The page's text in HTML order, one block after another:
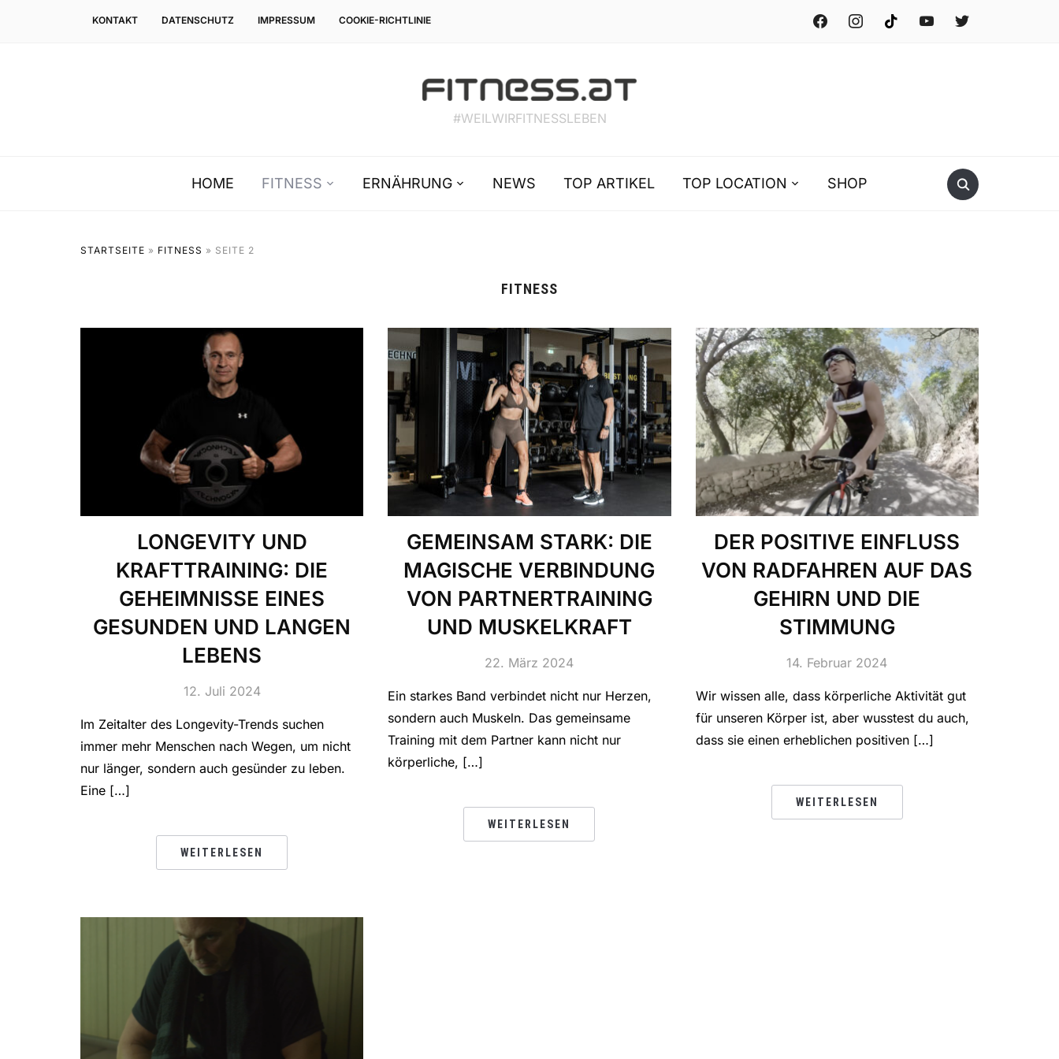
facebook instagramtiktok youtube twitter
KONTAKT DATENSCHUTZ IMPRESSUM COOKIE-RICHTLINIE
#WEILWIRFITNESSLEBEN
HOME FITNESS ERNÄHRUNG NEWS TOP ARTIKEL TOP LOCATION SHOP
STARTSEITE » FITNESS » SEITE 2
FITNESS
LONGEVITY UND
KRAFTTRAINING: DIE
GEHEIMNISSE EINES
GESUNDEN UND LANGEN
LEBENS
12. Juli 2024
Im Zeitalter des Longevity-Trends suchen
immer mehr Menschen nach Wegen, um nicht
nur länger, sondern auch gesünder zu leben.
Eine […]
WEITERLESEN
GEMEINSAM STARK: DIE
MAGISCHE VERBINDUNG
VON PARTNERTRAINING
UND MUSKELKRAFT
22. März 2024
Ein starkes Band verbindet nicht nur Herzen,
sondern auch Muskeln. Das gemeinsame
Training mit dem Partner kann nicht nur
körperliche, […]
WEITERLESEN
DER POSITIVE EINFLUSS
VON RADFAHREN AUF DAS
GEHIRN UND DIE
STIMMUNG
14. Februar 2024
Wir wissen alle, dass körperliche Aktivität gut
für unseren Körper ist, aber wusstest du auch,
dass sie einen erheblichen positiven […]
WEITERLESEN